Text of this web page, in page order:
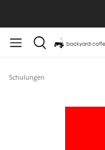
Schulungen